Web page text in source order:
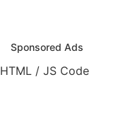
Sponsored Ads
HTML / JS Code